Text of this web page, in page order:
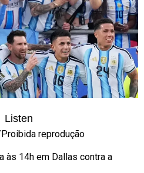
reprodução
às 14h em Dallas contra a